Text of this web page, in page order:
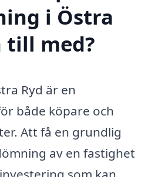
i Östra
till med?
Ryd är en
både köpare och
Att få en grundlig
av en fastighet